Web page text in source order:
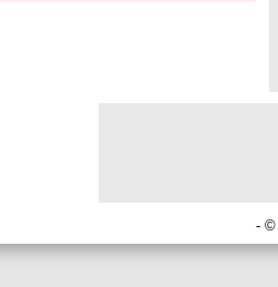
- ©